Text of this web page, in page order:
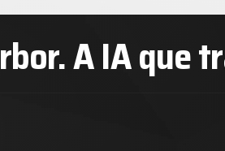
A IA que